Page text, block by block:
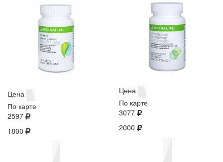
Цена
По карте
2597
1800
Цена
По карте
3077
2000